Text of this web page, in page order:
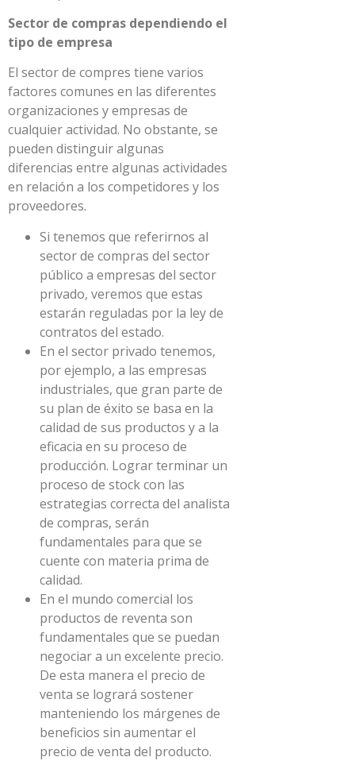
Sector de compras dependiendo el
tipo de empresa
El sector de compres tiene varios
factores comunes en las diferentes
organizaciones y empresas de
cualquier actividad. No obstante, se
pueden distinguir algunas
diferencias entre algunas actividades
en relación a los competidores y los
proveedores.
Si tenemos que referirnos al
sector de compras del sector
público a empresas del sector
privado, veremos que estas
estarán reguladas por la ley de
contratos del estado.
En el sector privado tenemos,
por ejemplo, a las empresas
industriales, que gran parte de
su plan de éxito se basa en la
calidad de sus productos y a la
eficacia en su proceso de
producción. Lograr terminar un
proceso de stock con las
estrategias correcta del analista
de compras, serán
fundamentales para que se
cuente con materia prima de
calidad.
En el mundo comercial los
productos de reventa son
fundamentales que se puedan
negociar a un excelente precio.
De esta manera el precio de
venta se logrará sostener
manteniendo los márgenes de
beneficios sin aumentar el
precio de venta del producto.